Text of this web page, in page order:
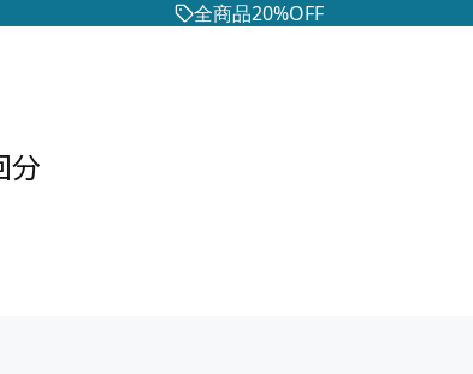
全商品20%OFF
分